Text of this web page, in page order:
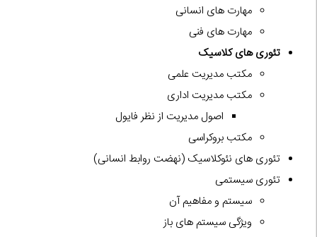
مهارت های انسانی
مهارت های فنی
تئوری های کلاسیک
مکتب مدیریت علمی
مکتب مدیریت اداری
اصول مدیریت از نظر فایول
مکتب بروکراسی
تئوری های نئوکلاسیک (نهضت روابط انسانی)
تئوری سیستمی
سیستم و مفاهیم آن
ویژگی سیستم های باز